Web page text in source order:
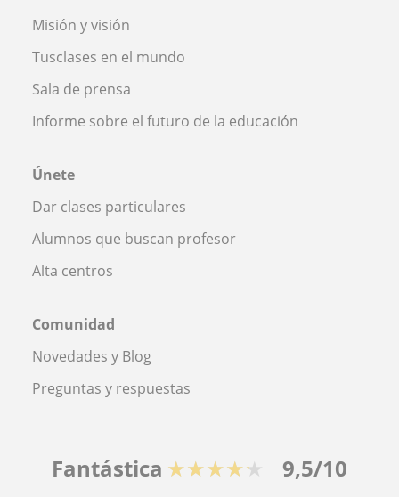
Misión y visión
Tusclases en el mundo
Sala de prensa
Informe sobre el futuro de la educación
Únete
Dar clases particulares
Alumnos que buscan profesor
Alta centros
Comunidad
Novedades y Blog
Preguntas y respuestas
Fantástica ★★★★★ 9,5/10